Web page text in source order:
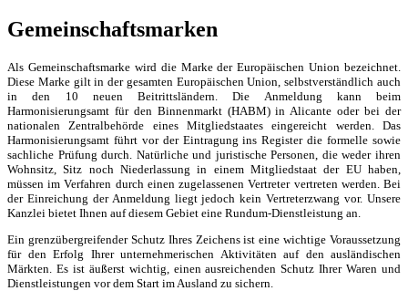
Gemeinschaftsmarken
Als Gemeinschaftsmarke wird die Marke der Europäischen Union bezeichnet.
Diese Marke gilt in der gesamten Europäischen Union, selbstverständlich auch
in den 10 neuen Beitrittsländern. Die Anmeldung kann beim
Harmonisierungsamt für den Binnenmarkt (HABM) in Alicante oder bei der
nationalen Zentralbehörde eines Mitgliedstaates eingereicht werden. Das
Harmonisierungsamt führt vor der Eintragung ins Register die formelle sowie
sachliche Prüfung durch. Natürliche und juristische Personen, die weder ihren
Wohnsitz, Sitz noch Niederlassung in einem Mitgliedstaat der EU haben,
müssen im Verfahren durch einen zugelassenen Vertreter vertreten werden. Bei
der Einreichung der Anmeldung liegt jedoch kein Vertreterzwang vor. Unsere
Kanzlei bietet Ihnen auf diesem Gebiet eine Rundum-Dienstleistung an.
Ein grenzübergreifender Schutz Ihres Zeichens ist eine wichtige Voraussetzung
für den Erfolg Ihrer unternehmerischen Aktivitäten auf den ausländischen
Märkten. Es ist äußerst wichtig, einen ausreichenden Schutz Ihrer Waren und
Dienstleistungen vor dem Start im Ausland zu sichern.